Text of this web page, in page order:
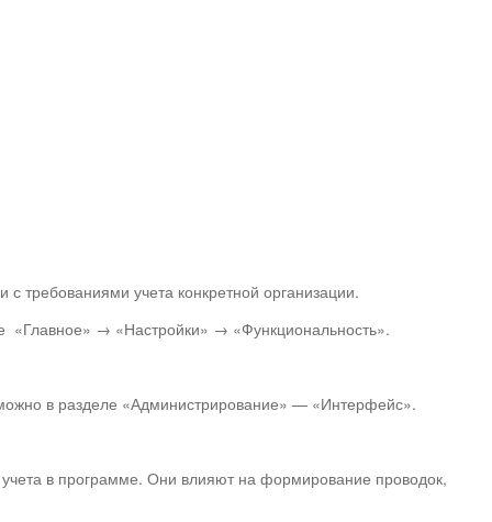
требованиями учета конкретной организации.
«Главное» → «Настройки» → «Функциональность».
в разделе «Администрирование» — «Интерфейс».
в программе. Они влияют на формирование проводок,